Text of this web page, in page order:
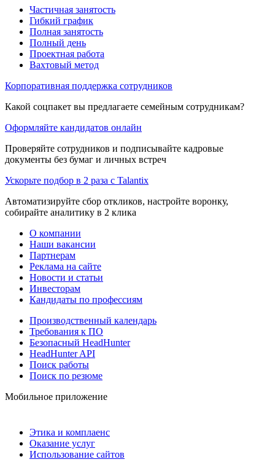
Частичная занятость
Гибкий график
Полная занятость
Полный день
Проектная работа
Вахтовый метод
Корпоративная поддержка сотрудников
Какой соцпакет вы предлагаете семейным сотрудникам?
Оформляйте кандидатов онлайн
Проверяйте сотрудников и подписывайте кадровые
документы без бумаг и личных встреч
Ускорьте подбор в 2 раза с Talantix
Автоматизируйте сбор откликов, настройте воронку,
собирайте аналитику в 2 клика
О компании
Наши вакансии
Партнерам
Реклама на сайте
Новости и статьи
Инвесторам
Кандидаты по профессиям
Производственный календарь
Требования к ПО
Безопасный HeadHunter
HeadHunter API
Поиск работы
Поиск по резюме
Мобильное приложение
Этика и комплаенс
Оказание услуг
Использование сайтов